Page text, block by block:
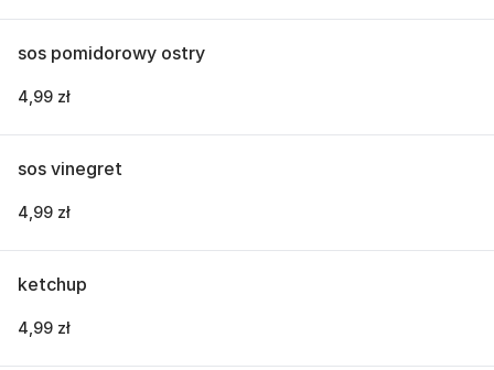
sos pomidorowy ostry
4,99 zł
sos vinegret
4,99 zł
ketchup
4,99 zł